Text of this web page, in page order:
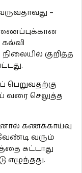
–
குறித்த
பெறுவதற்கு
வரை செலுத்த
கணக்காய்வு
வரும்
கட்டாது
எழுந்தது.